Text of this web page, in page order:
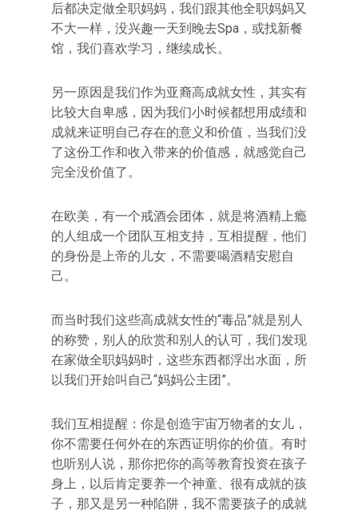
后都决定做全职妈妈，我们跟其他全职妈妈又
不大一样，没兴趣一天到晚去Spa，或找新餐
馆，我们喜欢学习，继续成长。
另一原因是我们作为亚裔高成就女性，其实有
比较大自卑感，因为我们小时候都想用成绩和
成就来证明自己存在的意义和价值，当我们没
了这份工作和收入带来的价值感，就感觉自己
完全没价值了。
在欧美，有一个戒酒会团体，就是将酒精上瘾
的人组成一个团队互相支持，互相提醒，他们
的身份是上帝的儿女，不需要喝酒精安慰自
己。
而当时我们这些高成就女性的“毒品”就是别人
的称赞，别人的欣赏和别人的认可，我们发现
在家做全职妈妈时，这些东西都浮出水面，所
以我们开始叫自己“妈妈公主团”。
我们互相提醒：你是创造宇宙万物者的女儿，
你不需要任何外在的东西证明你的价值。有时
也听别人说，那你把你的高等教育投资在孩子
身上，以后肯定要养一个神童、很有成就的孩
子，那又是另一种陷阱，我不需要孩子的成就